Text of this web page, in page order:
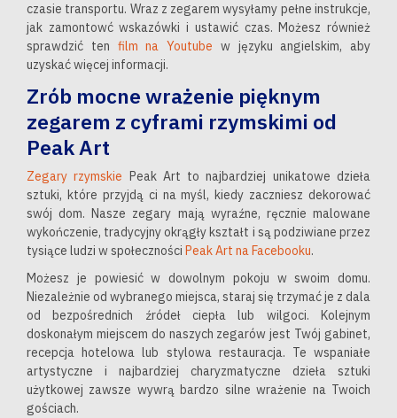
czasie transportu. Wraz z zegarem wysyłamy pełne instrukcje,
jak zamontowć wskazówki i ustawić czas. Możesz również
sprawdzić ten film na Youtube w języku angielskim, aby
uzyskać więcej informacji.
Zrób mocne wrażenie pięknym
zegarem z cyframi rzymskimi od
Peak Art
Zegary rzymskie Peak Art to najbardziej unikatowe dzieła
sztuki, które przyjdą ci na myśl, kiedy zaczniesz dekorować
swój dom. Nasze zegary mają wyraźne, ręcznie malowane
wykończenie, tradycyjny okrągły kształt i są podziwiane przez
tysiące ludzi w społeczności Peak Art na Facebooku.
Możesz je powiesić w dowolnym pokoju w swoim domu.
Niezależnie od wybranego miejsca, staraj się trzymać je z dala
od bezpośrednich źródeł ciepła lub wilgoci. Kolejnym
doskonałym miejscem do naszych zegarów jest Twój gabinet,
recepcja hotelowa lub stylowa restauracja. Te wspaniałe
artystyczne i najbardziej charyzmatyczne dzieła sztuki
użytkowej zawsze wywrą bardzo silne wrażenie na Twoich
gościach.